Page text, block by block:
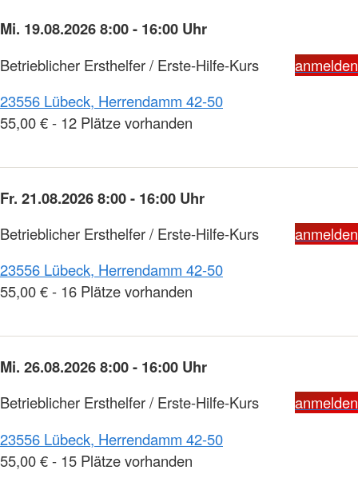
Mi. 19.08.2026 8:00 - 16:00 Uhr
Betrieblicher Ersthelfer / Erste-Hilfe-Kurs
anmelden
23556 Lübeck, Herrendamm 42-50
55,00 € - 12 Plätze vorhanden
Fr. 21.08.2026 8:00 - 16:00 Uhr
Betrieblicher Ersthelfer / Erste-Hilfe-Kurs
anmelden
23556 Lübeck, Herrendamm 42-50
55,00 € - 16 Plätze vorhanden
Mi. 26.08.2026 8:00 - 16:00 Uhr
Betrieblicher Ersthelfer / Erste-Hilfe-Kurs
anmelden
23556 Lübeck, Herrendamm 42-50
55,00 € - 15 Plätze vorhanden